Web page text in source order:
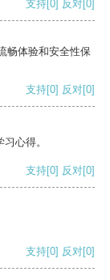
支持[0] 反对[0]
畅体验和安全性保
支持[0] 反对[0]
心得。
支持[0] 反对[0]
支持[0] 反对[0]